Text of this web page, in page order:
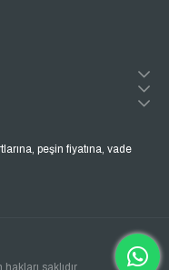
peşin fiyatına, vade
saklıdır.